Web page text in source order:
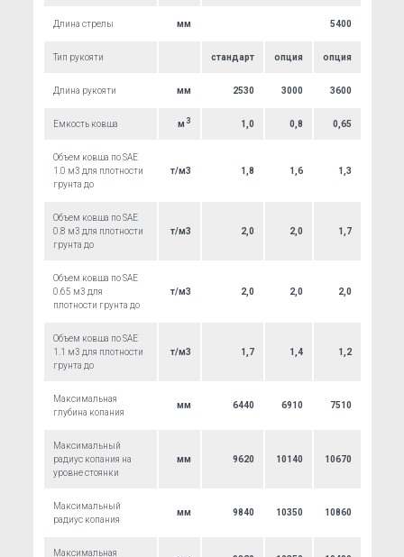
Длина стрелы мм 5400
Тип рукояти стандарт опция опция
Длина рукояти мм 2530 3000 3600
Емкость ковша м 3 1,0 0,8 0,65
Объем ковша по SAE
1.0 м3 для плотности
грунта до
т/м3 1,8 1,6 1,3
Объем ковша по SAE
0.8 м3 для плотности
грунта до
т/м3 2,0 2,0 1,7
Объем ковша по SAE
0.65 м3 для
плотности грунта до
т/м3 2,0 2,0 2,0
Объем ковша по SAE
1.1 м3 для плотности
грунта до
т/м3 1,7 1,4 1,2
Максимальная
глубина копания
мм 6440 6910 7510
Максимальный
радиус копания на
уровне стоянки
мм 9620 10140 10670
Максимальный
радиус копания
мм 9840 10350 10860
Максимальная